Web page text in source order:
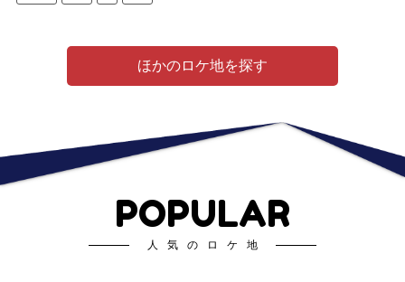
ほかのロケ地を探す
POPULAR
人気のロケ地